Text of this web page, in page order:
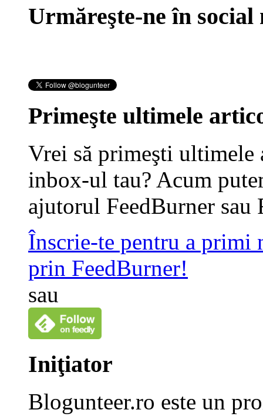
Urmăreşte-ne în social
Primeşte ultimele
Vrei să primeşti
inbox-ul tau? Acum
ajutorul FeedBurner sau
Înscrie-te pentru a primi
prin FeedBurner!
sau
Iniţiator
Blogunteer.ro este un